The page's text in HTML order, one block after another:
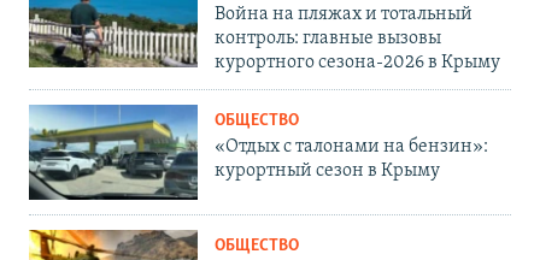
Война на пляжах и тотальный
контроль: главные вызовы
курортного сезона-2026 в Крыму
ОБЩЕСТВО
«Отдых с талонами на бензин»:
курортный сезон в Крыму
ОБЩЕСТВО